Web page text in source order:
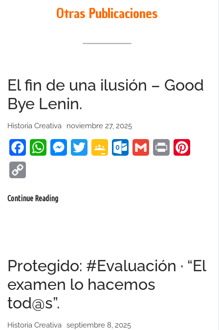
Otras Publicaciones
El fin de una ilusión – Good
Bye Lenin.
Historia Creativa noviembre 27, 2025
FacebookWhatsAppMessenger
Twitter Google Outlook.com
Gmail Print
Continue ReadingEl
–
Good
Bye
Protegido: #Evaluación · “El
examen lo hacemos
tod@s”.
Historia Creativa septiembre 8, 2025